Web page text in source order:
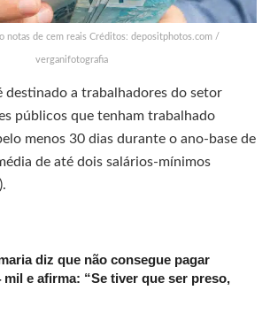
notas de cem reais Créditos: depositphotos.com /
verganifotografia
destinado a trabalhadores do setor
públicos que tenham trabalhado
menos 30 dias durante o ano-base de
de até dois salários-mínimos
diz que não consegue pagar
mil e afirma: “Se tiver que ser preso,